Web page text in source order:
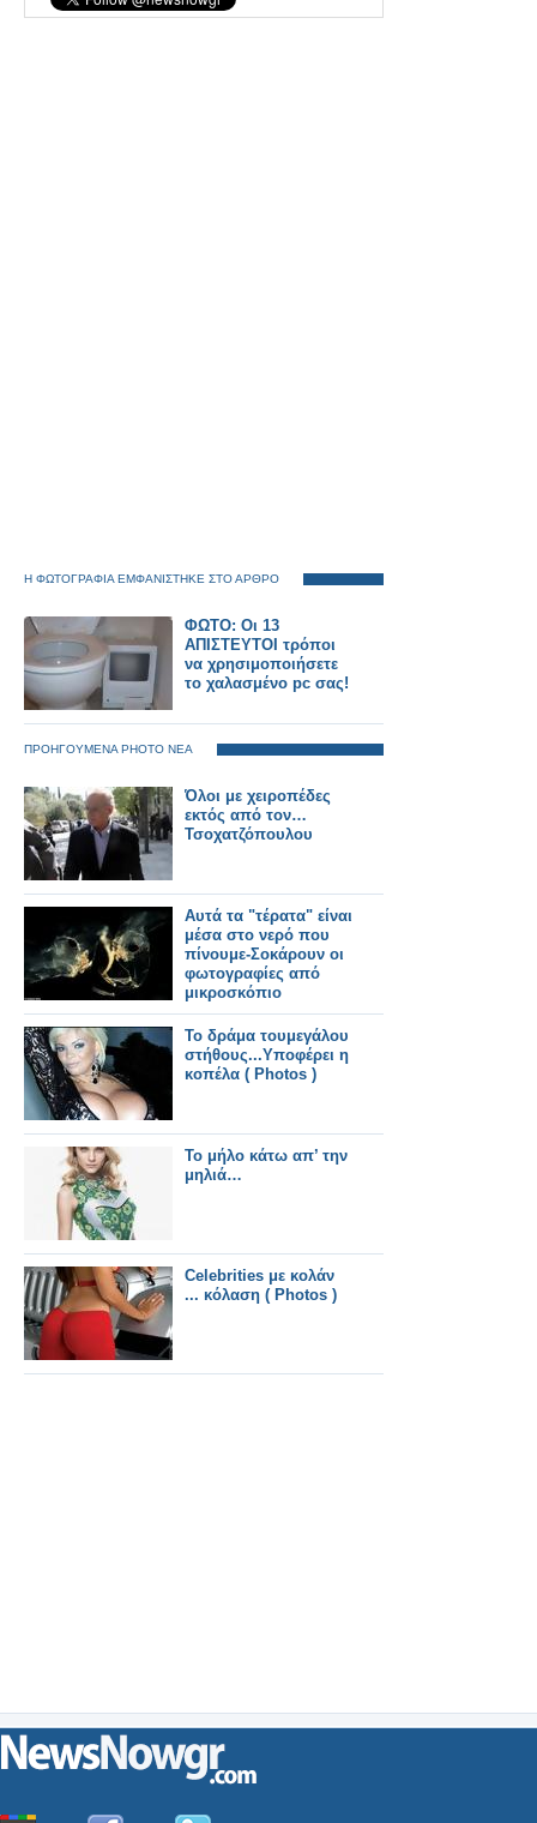
Η ΦΩΤΟΓΡΑΦΙΑ ΕΜΦΑΝΙΣΤΗΚΕ ΣΤΟ ΑΡΘΡΟ
ΦΩΤΟ: Οι 13
ΑΠΙΣΤΕΥΤΟΙ τρόποι
να χρησιμοποιήσετε
το χαλασμένο pc σας!
ΠΡΟΗΓΟΥΜΕΝΑ PHOTO ΝΕΑ
Όλοι με χειροπέδες
εκτός από τον…
Τσοχατζόπουλου
Αυτά τα "τέρατα" είναι
μέσα στο νερό που
πίνουμε-Σοκάρουν οι
φωτογραφίες από
μικροσκόπιο
Το δράμα τουμεγάλου
στήθους...Υποφέρει η
κοπέλα ( Photos )
Το μήλο κάτω απ’ την
μηλιά…
Celebrities με κολάν
... κόλαση ( Photos )